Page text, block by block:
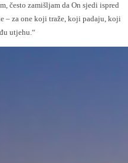
često zamišljam da On sjedi ispred
– za one koji traže, koji padaju, koji
utjehu.“